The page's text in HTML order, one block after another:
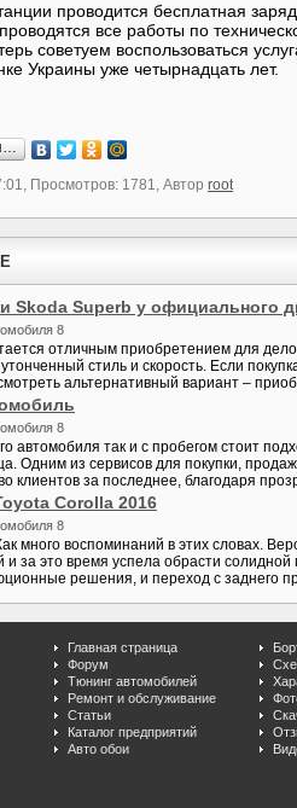
проводится бесплатная
все работы по
советуем воспользоваться
Украины уже четырнадцать лет.
Просмотров: 1781, Автор root
Skoda Superb у официального
8
отличным приобретением для
стиль и скорость. Если
альтернативный вариант –
8
автомобиля так и с пробегом стоит
Одним из сервисов для покупки,
клиентов за последнее, благодаря
Corolla 2016
8
много воспоминаний в этих словах.
и за это время успела обрасти
решения, и переход с заднего
Главная страница
Форум
Тюнинг автомобилей
Ремонт и обслуживание
Статьи
Каталог предприятий
Авто обои